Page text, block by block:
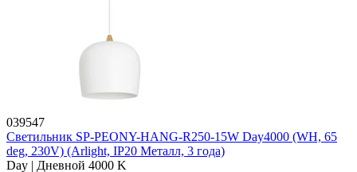
039547
Светильник SP-PEONY-HANG-R250-15W Day4000 (WH, 65
deg, 230V) (Arlight, IP20 Металл, 3 года)
Day | Дневной 4000 K